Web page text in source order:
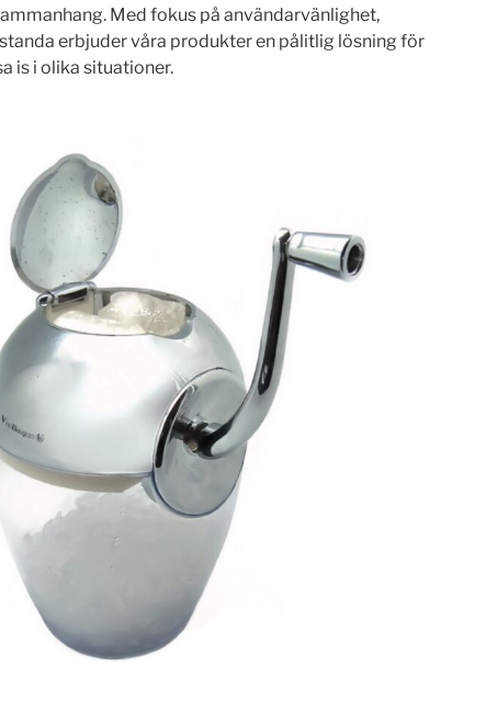
Med fokus på användarvänlighet,
erbjuder våra produkter en pålitlig lösning för
is i olika situationer.